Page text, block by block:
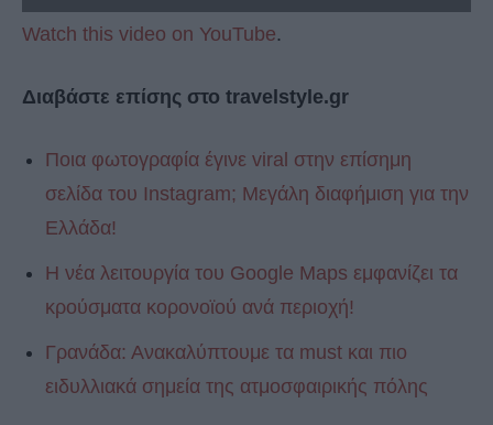
Watch this video on YouTube.
Διαβάστε επίσης στο travelstyle.gr
Ποια φωτογραφία έγινε viral στην επίσημη
σελίδα του Instagram; Μεγάλη διαφήμιση για την
Ελλάδα!
Η νέα λειτουργία του Google Maps εμφανίζει τα
κρούσματα κορονοϊού ανά περιοχή!
Γρανάδα: Ανακαλύπτουμε τα must και πιο
ειδυλλιακά σημεία της ατμοσφαιρικής πόλης